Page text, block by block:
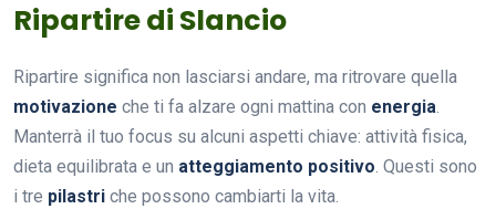
Ripartire di Slancio
Ripartire significa non lasciarsi andare, ma ritrovare quella
motivazione che ti fa alzare ogni mattina con energia.
Manterrà il tuo focus su alcuni aspetti chiave: attività fisica,
dieta equilibrata e un atteggiamento positivo. Questi sono
i tre pilastri che possono cambiarti la vita.